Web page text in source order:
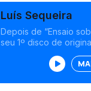
Luís Sequeira
Depois de “Ensaio
seu 1º disco de
com a sua forma
sentir. Neste episódio
homenagem a José